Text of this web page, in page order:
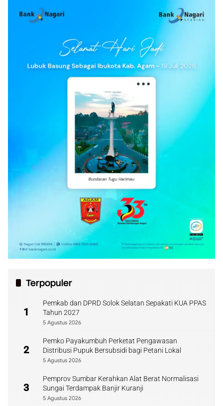
Terpopuler
1
Pemkab dan DPRD Solok Selatan Sepakati KUA PPAS
Tahun 2027
5 Agustus 2026
2
Pemko Payakumbuh Perketat Pengawasan
Distribusi Pupuk Bersubsidi bagi Petani Lokal
5 Agustus 2026
3
Pemprov Sumbar Kerahkan Alat Berat Normalisasi
Sungai Terdampak Banjir Kuranji
5 Agustus 2026